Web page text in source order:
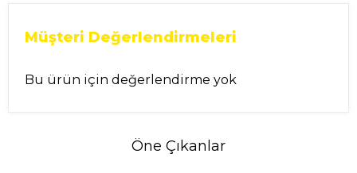
Müşteri Değerlendirmeleri
Bu ürün için değerlendirme yok
Öne Çıkanlar